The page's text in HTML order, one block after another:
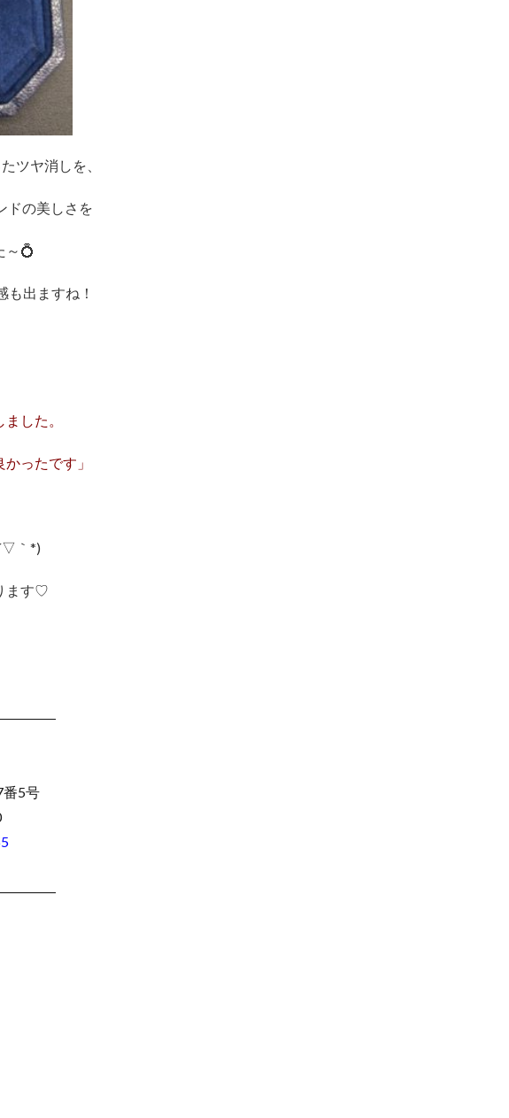
ツヤ消しを、
ドの美しさを
～💍
も出ますね！
した。
ったです」
｀*)
ます♡
5号